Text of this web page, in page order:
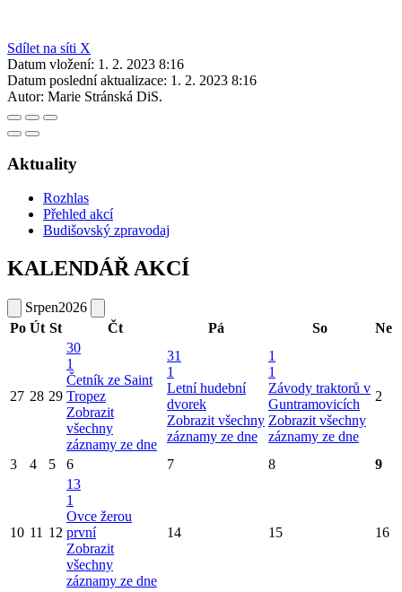
Sdílet na síti X
Datum vložení: 1. 2. 2023 8:16
Datum poslední aktualizace: 1. 2. 2023 8:16
Autor: Marie Stránská DiS.
Aktuality
Rozhlas
Přehled akcí
Budišovský zpravodaj
KALENDÁŘ AKCÍ
Srpen2026
Po Út St Čt Pá So Ne
27 28 29
30
1
Četník ze Saint
Tropez
Zobrazit
všechny
záznamy ze dne
31
1
Letní hudební
dvorek
Zobrazit všechny
záznamy ze dne
1
1
Závody traktorů v
Guntramovicích
Zobrazit všechny
záznamy ze dne
2
3 4 5 6 7 8 9
10 11 12
13
1
Ovce žerou
první
Zobrazit
všechny
záznamy ze dne
14 15 16